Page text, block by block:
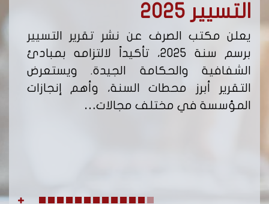
التسيير 2025
يعلن مكتب الصرف عن نشر تقرير التسيير
برسم سنة 2025، تأكيداً لالتزامه بمبادئ
الشفافية والحكامة الجيدة. ويستعرض
التقرير أبرز محطات السنة، وأهم إنجازات
المؤسسة في مختلف مجالات…